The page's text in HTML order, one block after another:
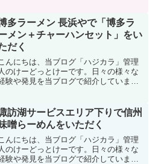
ものを食べるのも好きなので、気にな
お店に行ったりテイクアウ...
多ラーメン 長浜やで「博多ラ
メン＋チャーハンセット」をい
だく
こんにちは、当ブログ「ハジカラ」管理
人のけーどっとけーです。日々の様々な
験や発見を当ブログで紹介していま
。美味しいものを食べるのも好きなの
、気になるお店に行ったり...
訪湖サービスエリア下りで信州
噌らーめんをいただく
こんにちは、当ブログ「ハジカラ」管理
人のけーどっとけーです。日々の様々な
験や発見を当ブログで紹介していま